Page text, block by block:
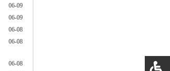
06-09
06-09
06-08
06-08
06-08